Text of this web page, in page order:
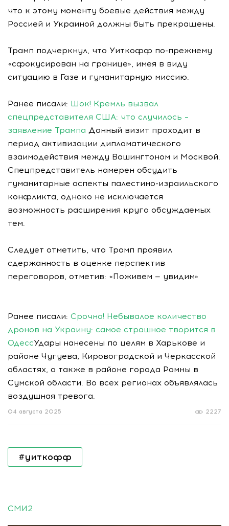
что к этому моменту боевые действия между
Россией и Украиной должны быть прекращены.
Трамп подчеркнул, что Уиткофф по-прежнему
«сфокусирован на границе», имея в виду
ситуацию в Газе и гуманитарную миссию.
Ранее писали: Шок! Кремль вызвал
спецпредставителя США: что случилось –
заявление Трампа Данный визит проходит в
период активизации дипломатического
взаимодействия между Вашингтоном и Москвой.
Спецпредставитель намерен обсудить
гуманитарные аспекты палестино-израильского
конфликта, однако не исключается
возможность расширения круга обсуждаемых
тем.
Следует отметить, что Трамп проявил
сдержанность в оценке перспектив
переговоров, отметив: «Поживем — увидим»
Ранее писали: Срочно! Небывалое количество
дронов на Украину: самое страшное творится в
ОдессУдары нанесены по целям в Харькове и
районе Чугуева, Кировоградской и Черкасской
областях, а также в районе города Ромны в
Сумской области. Во всех регионах объявлялась
воздушная тревога.
2227
04 августа 2025
#уиткофф
СМИ2